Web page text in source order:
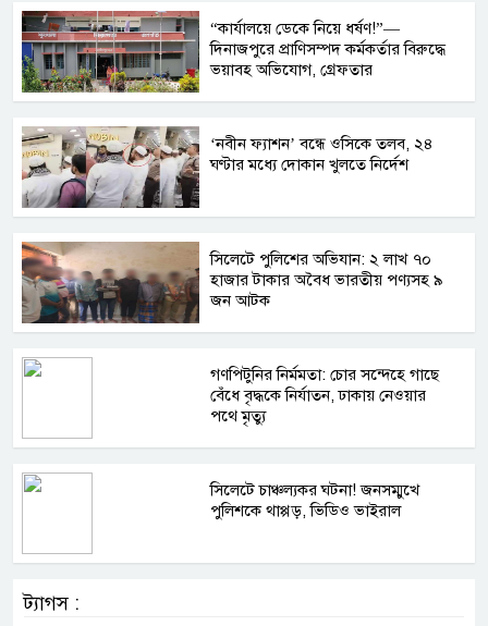
“কার্যালয়ে ডেকে নিয়ে ধর্ষণ!”—
দিনাজপুরে প্রাণিসম্পদ কর্মকর্তার বিরুদ্ধে
ভয়াবহ অভিযোগ, গ্রেফতার
‘নবীন ফ্যাশন’ বন্ধে ওসিকে তলব, ২৪
ঘণ্টার মধ্যে দোকান খুলতে নির্দেশ
সিলেটে পুলিশের অভিযান: ২ লাখ ৭০
হাজার টাকার অবৈধ ভারতীয় পণ্যসহ ৯
জন আটক
গণপিটুনির নির্মমতা: চোর সন্দেহে গাছে
বেঁধে বৃদ্ধকে নির্যাতন, ঢাকায় নেওয়ার
পথে মৃত্যু
সিলেটে চাঞ্চল্যকর ঘটনা! জনসম্মুখে
পুলিশকে থাপ্পড়, ভিডিও ভাইরাল
ট্যাগস :